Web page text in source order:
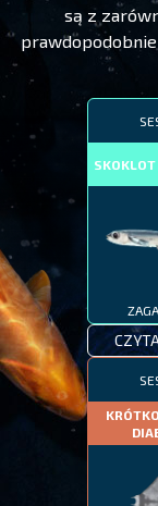
są z